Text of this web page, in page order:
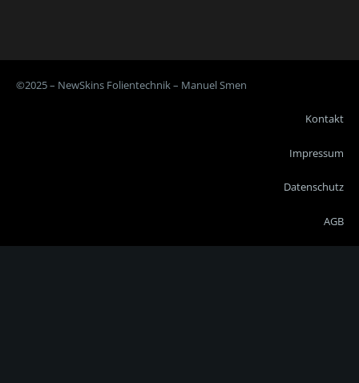
©2025 – NewSkins Folientechnik – Manuel Smen
Kontakt
Impressum
Datenschutz
AGB